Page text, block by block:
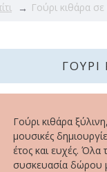
Γούρι κιθάρα
Γούρι κιθάρα
μουσικές
έτος και ευχές. Όλα
συσκευασία δώρου